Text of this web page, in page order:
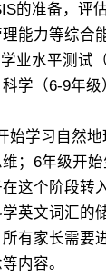
的准备，评
能力等综合能
业水平测试
学（6-9年
始学习自然
；6年级开
这个阶段转
英文词汇的
有家长需要
内容。